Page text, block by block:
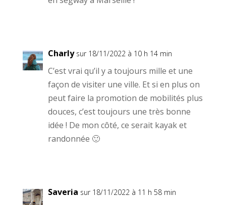
Charly sur 18/11/2022 à 10 h 14 min
C’est vrai qu’il y a toujours mille et une
façon de visiter une ville. Et si en plus on
peut faire la promotion de mobilités plus
douces, c’est toujours une très bonne
idée ! De mon côté, ce serait kayak et
randonnée 🙂
Saveria sur 18/11/2022 à 11 h 58 min